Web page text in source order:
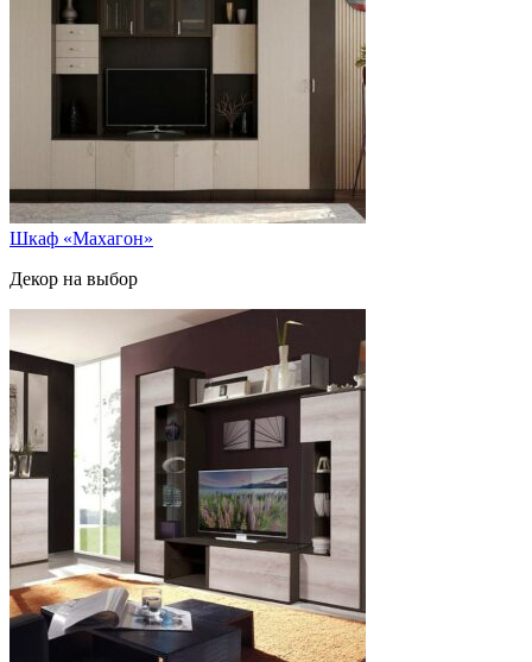
Шкаф «Махагон»
Декор на выбор